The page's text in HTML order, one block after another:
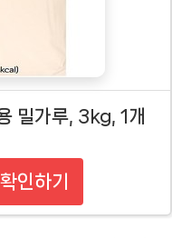
밀가루, 3kg, 1개
인하기